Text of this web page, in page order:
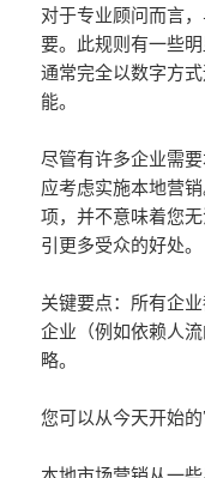
对于专业顾问而言
要。此规则有一些
通常完全以数字方
能。
尽管有许多企业需
应考虑实施本地营
项，并不意味着您
引更多受众的好处。
关键要点：所有企
企业（例如依赖人
略。
您可以从今天开始